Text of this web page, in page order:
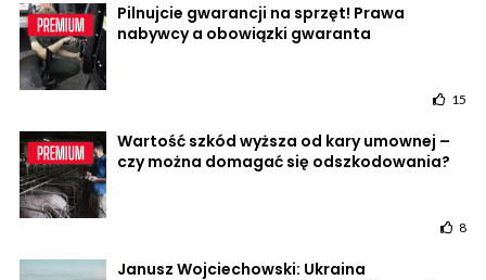
Pilnujcie gwarancji na sprzęt! Prawa
nabywcy a obowiązki gwaranta
15
Wartość szkód wyższa od kary umownej –
czy można domagać się odszkodowania?
8
Janusz Wojciechowski: Ukraina